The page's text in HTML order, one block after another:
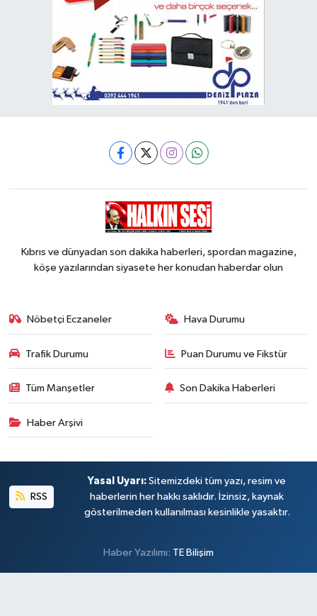
Kıbrıs ve dünyadan son dakika haberleri, spordan magazine,
köşe yazılarından siyasete her konudan haberdar olun
Nöbetçi Eczaneler Hava Durumu
Trafik Durumu Puan Durumu ve Fikstür
Tüm Manşetler Son Dakika Haberleri
Haber Arşivi
RSS
Yasal Uyarı: Sitemizdeki tüm yazı, resim ve
haberlerin her hakkı saklıdır. İzinsiz, kaynak
gösterilmeden kullanılması kesinlikle yasaktır.
Haber Yazılımı: TE Bilişim